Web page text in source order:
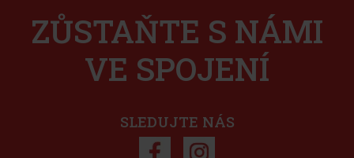
ZŮSTAŇTE S NÁMI
VE SPOJENÍ
SLEDUJTE NÁS